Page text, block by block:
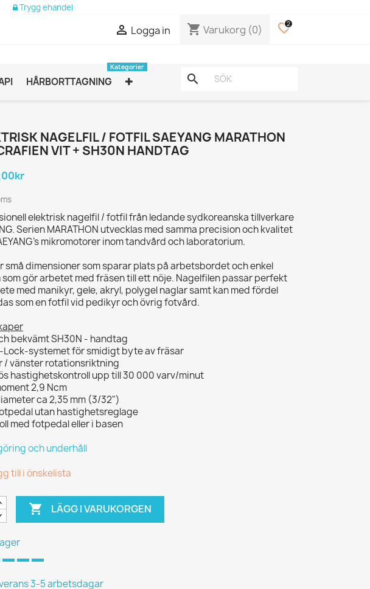
Trygg ehandel
 Logga in shopping_cart Varukorg (0) favorite_border
2
HÅRBORTTAGNING
Kategorier
search
NAGELFIL / FOTFIL SAEYANG MARATHON
VIT + SH30N HANDTAG
elektrisk nagelfil / fotfil från ledande sydkoreanska tillverkare
Serien MARATHON utvecklas med samma precision och kvalitet
mikromotorer inom tandvård och laboratorium.
små dimensioner som sparar plats på arbetsbordet och enkel
gör arbetet med fräsen till ett nöje. Nagelfilen passar perfekt
med manikyr, gele, akryl, polygel naglar samt kan med fördel
som en fotfil vid pedikyr och övrig fotvård.
bekvämt SH30N - handtag
Lock-systemet för smidigt byte av fräsar
/ vänster rotationsriktning
hastighetskontroll upp till 30 000 varv/minut
2,9 Ncm
ca 2,35 mm (3/32")
utan hastighetsreglage
med fotpedal eller i basen
och underhåll
till i önskelista
 LÄGG I VARUKORGEN
3-5 arbetsdagar